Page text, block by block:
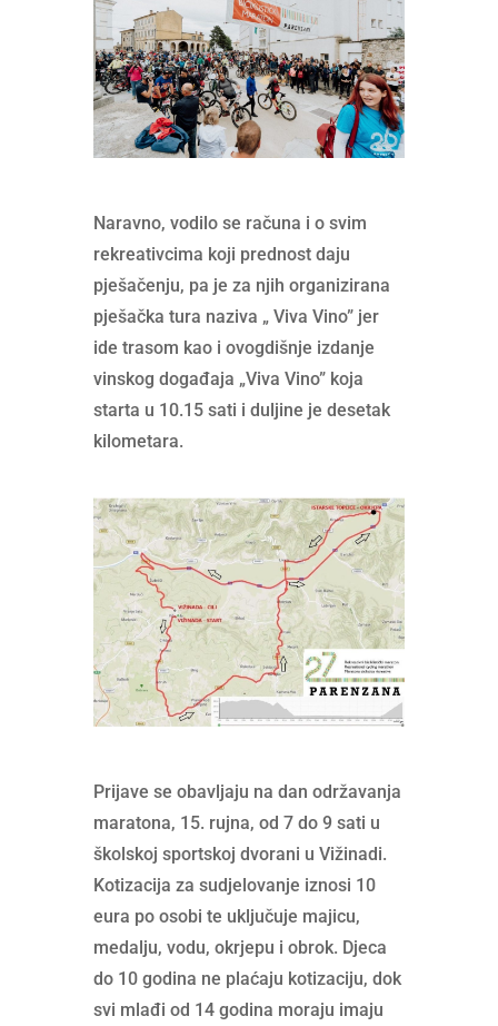
Naravno, vodilo se računa i o svim
rekreativcima koji prednost daju
pješačenju, pa je za njih organizirana
pješačka tura naziva „ Viva Vino” jer
ide trasom kao i ovogdišnje izdanje
vinskog događaja „Viva Vino” koja
starta u 10.15 sati i duljine je desetak
kilometara.
Prijave se obavljaju na dan održavanja
maratona, 15. rujna, od 7 do 9 sati u
školskoj sportskoj dvorani u Vižinadi.
Kotizacija za sudjelovanje iznosi 10
eura po osobi te uključuje majicu,
medalju, vodu, okrjepu i obrok. Djeca
do 10 godina ne plaćaju kotizaciju, dok
svi mlađi od 14 godina moraju imaju